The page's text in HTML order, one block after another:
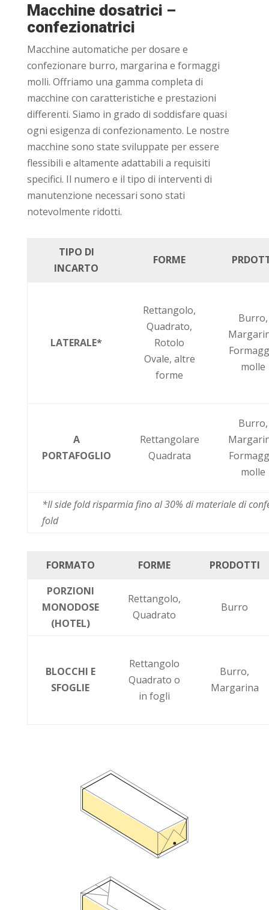
Macchine dosatrici –
confezionatrici
Macchine automatiche per dosare e
confezionare burro, margarina e formaggi
molli. Offriamo una gamma completa di
macchine con caratteristiche e prestazioni
differenti. Siamo in grado di soddisfare quasi
ogni esigenza di confezionamento. Le nostre
macchine sono state sviluppate per essere
flessibili e altamente adattabili a requisiti
specifici. Il numero e il tipo di interventi di
manutenzione necessari sono stati
notevolmente ridotti.
TIPO DI
INCARTO
FORME
LATERALE*
Rettangolo,
Quadrato,
Rotolo
Ovale, altre
forme
Burro,
molle
A
PORTAFOGLIO
Rettangolare
Quadrata
Burro,
molle
*Il side fold risparmia fino al 30% di materiale di
fold
FORMATO FORME
PRODOTTI
PORZIONI
MONODOSE
(HOTEL)
Rettangolo,
Quadrato
Burro
BLOCCHI E
SFOGLIE
Rettangolo
Quadrato o
in fogli
Burro,
Margarina